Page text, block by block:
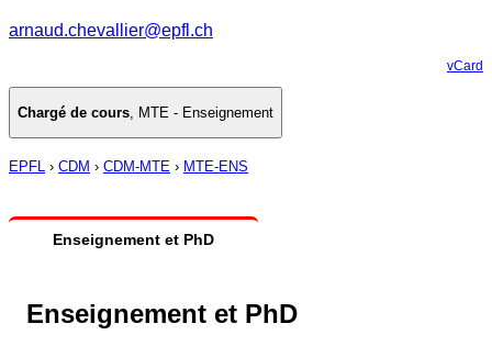
arnaud.chevallier@epfl.ch
vCard
Chargé de cours, MTE - Enseignement
EPFL › CDM › CDM-MTE › MTE-ENS
Enseignement et PhD
Enseignement et PhD